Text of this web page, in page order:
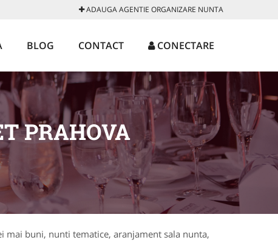
ADAUGA AGENTIE ORGANIZARE NUNTA
BLOG CONTACT CONECTARE
PRAHOVA
mai buni, nunti tematice, aranjament sala nunta,